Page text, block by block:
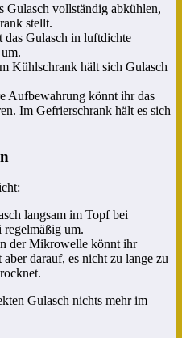
Gulasch vollständig abkühlen,
stellt.
das Gulasch in luftdichte
Kühlschrank hält sich Gulasch
Aufbewahrung könnt ihr das
Im Gefrierschrank hält es sich
langsam im Topf bei
um.
der Mikrowelle könnt ihr
darauf, es nicht zu lange zu
Gulasch nichts mehr im